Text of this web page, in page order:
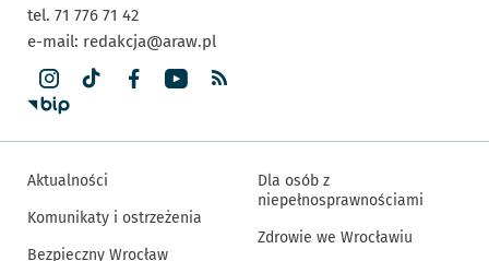
tel. 71 776 71 42
e-mail: redakcja@araw.pl
Aktualności
Komunikaty i ostrzeżenia
Bezpieczny Wrocław
Dla osób z
niepełnosprawnościami
Zdrowie we Wrocławiu